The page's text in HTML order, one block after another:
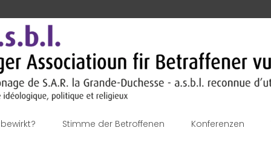
Stimme der Betroffenen Konferenzen